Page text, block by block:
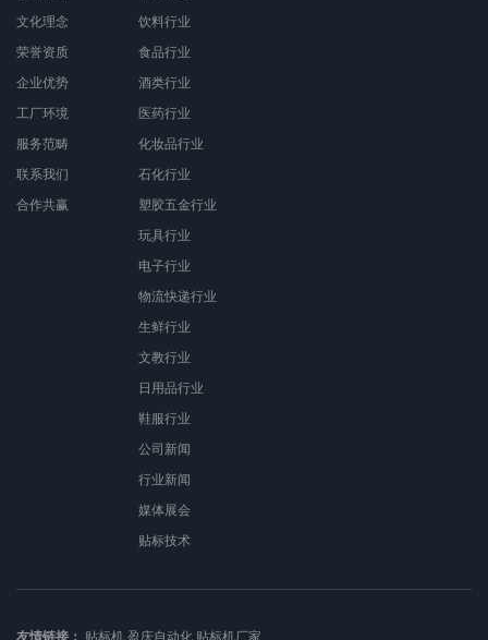
文化理念
荣誉资质
企业优势
工厂环境
服务范畴
联系我们
合作共赢
饮料行业
食品行业
酒类行业
医药行业
化妆品行业
石化行业
塑胶五金行业
玩具行业
电子行业
物流快递行业
生鲜行业
文教行业
日用品行业
鞋服行业
公司新闻
行业新闻
媒体展会
贴标技术
友情链接： 贴标机 盈庆自动化 贴标机厂家